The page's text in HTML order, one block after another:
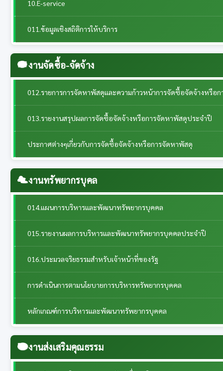
10.E-service
011.ข้อมูลเชิงสถิติการให้บริการ
งานจัดซื้อ-จัดจ้าง
012.รายการการจัดหาพัสดุและความก้าวหน้าการจัดซื้อจัดจ้างหรือ
013.รายงานสรุปผลการจัดซื้อจัดจ้างหรือการจัดหาพัสดุประจำปี
ประกาศต่างๆเกี่ยวกับการจัดซื้อจัดจ้างหรือการจัดหาพัสดุ
งานทรัพยากรบุคล
014.แผนการบริหารและพัฒนาทรัพยากรบุคคล
015.รายงานผลการบริหารและพัฒนาทรัพยากรบุคคลประจําปี
016.ประมวลจริยธรรมสำหรับเจ้าหน้าที่ของรัฐ
การดำเนินการตามนโยบายการบริหารทรัพยากรบุคคล
หลักเกณฑ์การบริหารและพัฒนาทรัพยากรบุคคล
งานส่งเสริมคุณธรรม